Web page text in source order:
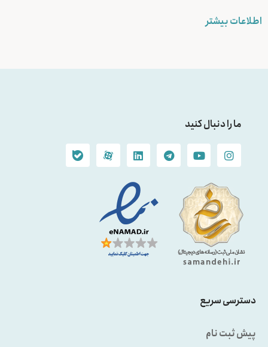
اطلاعات بیشتر
ما را دنبال کنید
دسترسی سریع
پیش ثبت نام